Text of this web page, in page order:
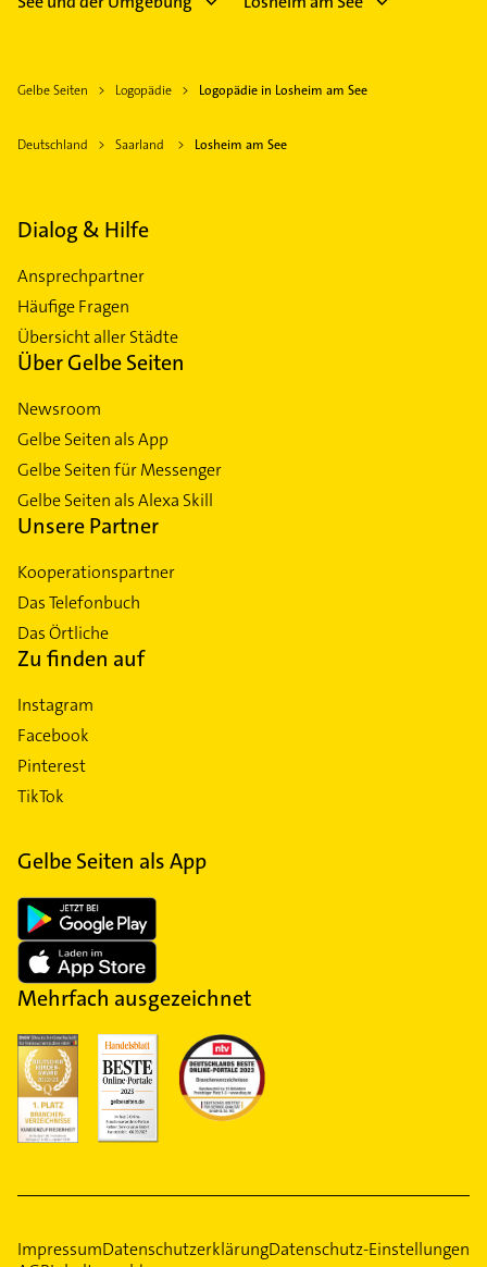
Gelbe Seiten Logopädie Logopädie in Losheim am See
Deutschland Saarland Losheim am See
Dialog & Hilfe
Ansprechpartner
Häufige Fragen
Übersicht aller Städte
Über Gelbe Seiten
Newsroom
Gelbe Seiten als App
Gelbe Seiten für Messenger
Gelbe Seiten als Alexa Skill
Unsere Partner
Kooperationspartner
Das Telefonbuch
Das Örtliche
Zu finden auf
Instagram
Facebook
Pinterest
TikTok
Gelbe Seiten als App
Mehrfach ausgezeichnet
ImpressumDatenschutzerklärungDatenschutz-Einstellungen